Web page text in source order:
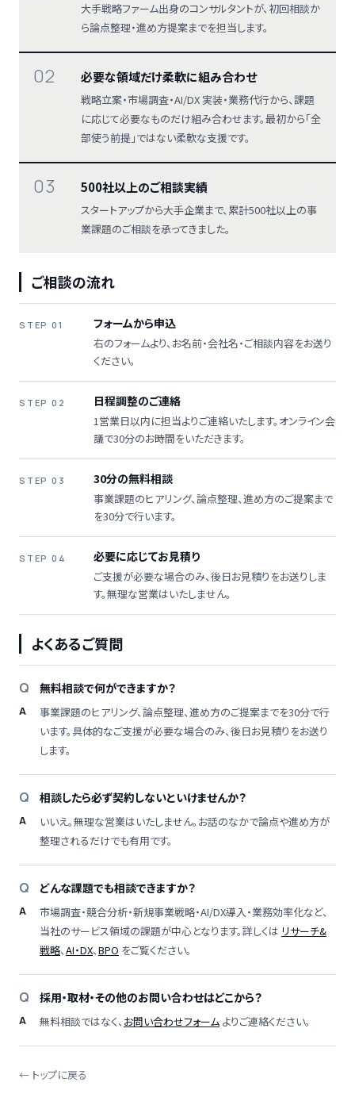
大手戦略ファーム出身のコンサルタントが、初回相談か
ら論点整理・進め方提案までを担当します。
02 必要な領域だけ柔軟に組み合わせ
戦略立案・市場調査・AI/DX 実装・業務代行から、課題
に応じて必要なものだけ組み合わせます。最初から「全
部使う前提」ではない柔軟な支援です。
03 500社以上のご相談実績
スタートアップから大手企業まで、累計500社以上の事
業課題のご相談を承ってきました。
ご相談の流れ
STEP 01 フォームから申込
右のフォームより、お名前・会社名・ご相談内容をお送り
ください。
STEP 02 日程調整のご連絡
1営業日以内に担当よりご連絡いたします。オンライン会
議で30分のお時間をいただきます。
STEP 03 30分の無料相談
事業課題のヒアリング、論点整理、進め方のご提案まで
を30分で行います。
STEP 04 必要に応じてお見積り
ご支援が必要な場合のみ、後日お見積りをお送りしま
す。無理な営業はいたしません。
よくあるご質問
無料相談で何ができますか？
事業課題のヒアリング、論点整理、進め方のご提案までを30分で行
います。具体的なご支援が必要な場合のみ、後日お見積りをお送り
します。
相談したら必ず契約しないといけませんか？
いいえ。無理な営業はいたしません。お話のなかで論点や進め方が
整理されるだけでも有用です。
どんな課題でも相談できますか？
市場調査・競合分析・新規事業戦略・AI/DX導入・業務効率化など、
当社のサービス領域の課題が中心となります。詳しくは リサーチ&
戦略、AI・DX、BPO をご覧ください。
採用・取材・その他のお問い合わせはどこから？
無料相談ではなく、 お問い合わせフォーム よりご連絡ください。
← トップに戻る